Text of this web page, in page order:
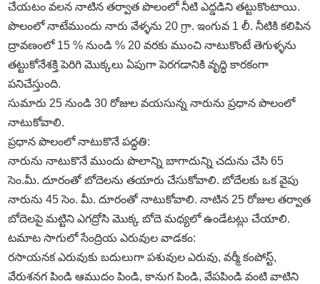
చేయటం వలన నాటిన తర్వాత పొలంలో నీటి ఎద్డడిని తట్టుకొంటాయి.
పొలంలో నాటేముందు నారు వేళ్ళను 20 గ్రా. ఇంగువ 1 లీ. నీటికి కలిపిన
ద్రావణంలో 15 % నుండి % 20 వరకు ముంచి నాటుకొంటే తెగుళ్ళను
తట్టుకోనేశక్తి పెరిగి మొక్కలు ఏపుగా పెరగడానికి వృద్ధి కారకంగా
పనిచేస్తుంది.
సుమారు 25 నుండి 30 రోజుల వయసున్న నారును ప్రధాన పొలంలో
నాటుకోవాలి.
ప్రధాన పొలంలో నాటుకొనే పద్ధతి:
నారును నాటుకొనే ముందు పొలాన్ని బాగాదున్ని చదును చేసి 65
సెం.మీ. దూరంతో బోదెలను తయారు చేసుకోవాలి. బోదేలకు ఒక వైపు
నారును 45 సెం. మీ. దూరంతో నాటుకోవాలి. నాటిన 25 రోజుల తర్వాత
బోదెలపై మట్టిని ఎగద్రోసి మొక్క బోదె మధ్యలో ఉండేటట్లు చేయాలి.
టమాట సాగులో సేంద్రియ ఎరువుల వాడకం:
రసాయనక ఎరువుకు బదులుగా పశువుల ఎరువు, వర్మీ కంపోస్ట్‌,
వేరుశనగ పిండి ఆముదం పిండి, కానుగ పిండి, వేపపిండి వంటి వాటిని